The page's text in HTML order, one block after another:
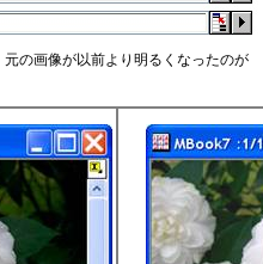
の画像が以前より明るくなったのが